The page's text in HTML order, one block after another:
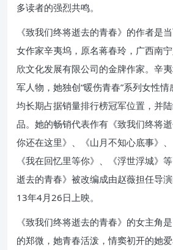
多读者的强烈共鸣。
《致我们终将逝去的青春》的作者是
女作家辛夷坞，原名蒋春玲，广西南
欣文化发展有限公司的金牌作家。辛
军人物，她独创“暖伤青春”系列女性
均长期占据销量排行榜冠军位置，并
品。她的畅销代表作有《致我们终将
你还在这里》、《山月不知心底事》、
《我在回忆里等你》、《浮世浮城》
逝去的青春》被改编成由赵薇担任导
13年4月26日上映。
《致我们终将逝去的青春》的女主角
的郑微，她青春活泼，情窦初开的她